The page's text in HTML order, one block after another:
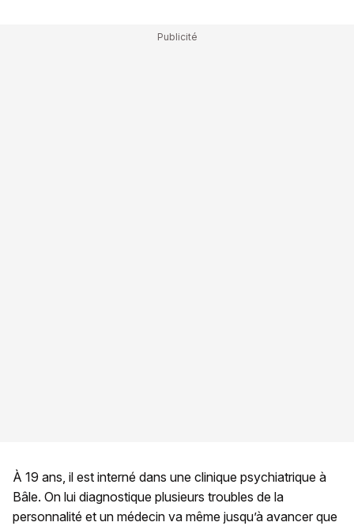
À 19 ans, il est interné dans une clinique psychiatrique à
Bâle. On lui diagnostique plusieurs troubles de la
personnalité et un médecin va même jusqu’à avancer que